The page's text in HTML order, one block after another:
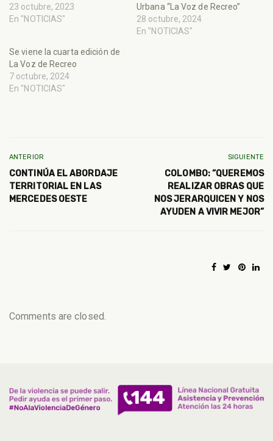
23 octubre, 2023
En "NOTICIAS"
Urbana “La Voz de Recreo”
28 octubre, 2024
En "NOTICIAS"
Se viene la cuarta edición de
La Voz de Recreo
7 octubre, 2024
En "NOTICIAS"
ANTERIOR
CONTINÚA EL ABORDAJE
TERRITORIAL EN LAS
MERCEDES OESTE
SIGUIENTE
COLOMBO: “QUEREMOS
REALIZAR OBRAS QUE
NOS JERARQUICEN Y NOS
AYUDEN A VIVIR MEJOR”
Comments are closed.